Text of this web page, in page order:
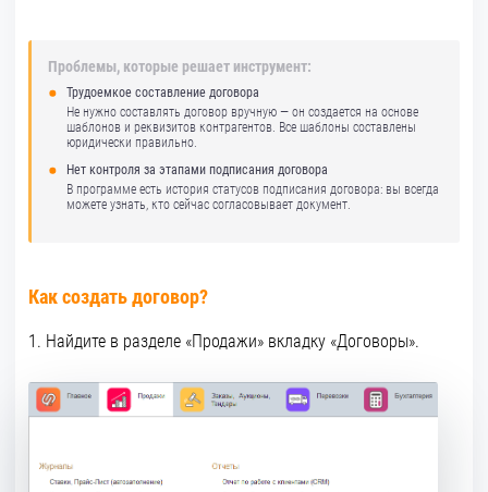
Проблемы, которые решает инструмент:
Трудоемкое составление договора
Не нужно составлять договор вручную — он создается на основе
шаблонов и реквизитов контрагентов. Все шаблоны составлены
юридически правильно.
Нет контроля за этапами подписания договора
В программе есть история статусов подписания договора: вы всегда
можете узнать, кто сейчас согласовывает документ.
Как создать договор?
1. Найдите в разделе «Продажи» вкладку «Договоры».